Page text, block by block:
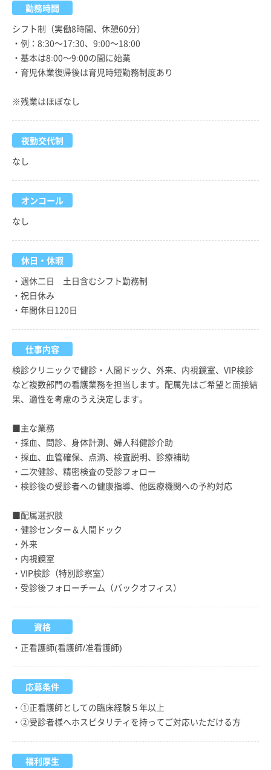
勤務時間
シフト制（実働8時間、休憩60分）
・例：8:30～17:30、9:00～18:00
・基本は8:00～9:00の間に始業
・育児休業復帰後は育児時短勤務制度あり
※残業はほぼなし
夜勤交代制
なし
オンコール
なし
休日・休暇
・週休二日 土日含むシフト勤務制
・祝日休み
・年間休日120日
仕事内容
検診クリニックで健診・人間ドック、外来、内視鏡室、VIP検診
など複数部門の看護業務を担当します。配属先はご希望と面接結
果、適性を考慮のうえ決定します。
■主な業務
・採血、問診、身体計測、婦人科健診介助
・採血、血管確保、点滴、検査説明、診療補助
・二次健診、精密検査の受診フォロー
・検診後の受診者への健康指導、他医療機関への予約対応
■配属選択肢
・健診センター＆人間ドック
・外来
・内視鏡室
・VIP検診（特別診察室）
・受診後フォローチーム（バックオフィス）
資格
・正看護師(看護師/准看護師)
応募条件
・①正看護師としての臨床経験５年以上
・②受診者様へホスピタリティを持ってご対応いただける方
福利厚生